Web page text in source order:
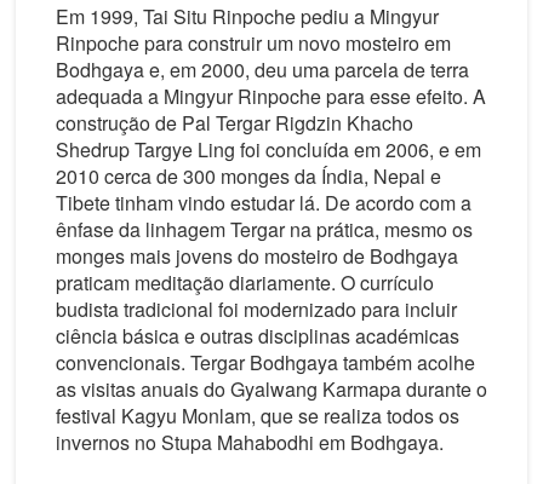
Em 1999, Tai Situ Rinpoche pediu a Mingyur
Rinpoche para construir um novo mosteiro em
Bodhgaya e, em 2000, deu uma parcela de terra
adequada a Mingyur Rinpoche para esse efeito. A
construção de Pal Tergar Rigdzin Khacho
Shedrup Targye Ling foi concluída em 2006, e em
2010 cerca de 300 monges da Índia, Nepal e
Tibete tinham vindo estudar lá. De acordo com a
ênfase da linhagem Tergar na prática, mesmo os
monges mais jovens do mosteiro de Bodhgaya
praticam meditação diariamente. O currículo
budista tradicional foi modernizado para incluir
ciência básica e outras disciplinas académicas
convencionais. Tergar Bodhgaya também acolhe
as visitas anuais do Gyalwang Karmapa durante o
festival Kagyu Monlam, que se realiza todos os
invernos no Stupa Mahabodhi em Bodhgaya.